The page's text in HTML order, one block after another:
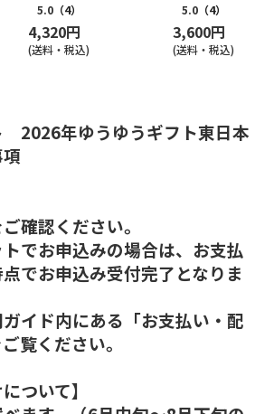
ブリュレ)
5.0 （4）
4,320円
(送料・税込)
5.0 （4）
3,600円
(送料・税込)
2026年ゆうゆうギフト東日本
確認ください。
でお申込みの場合は、お支払
でお申込み受付完了となりま
イド内にある「お支払い・配
覧ください。
ついて】